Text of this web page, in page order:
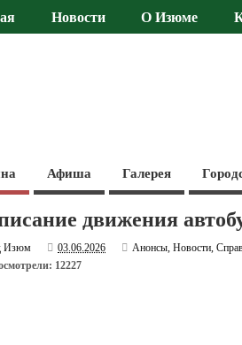
Новости О Изюме
Афиша Галерея
движения
Изюм 03.06.2026 Анонсы,Новости,
12227